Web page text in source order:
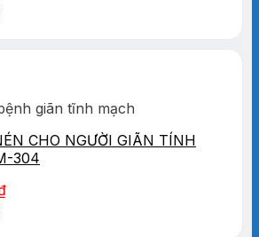
giãn tĩnh mạch
CHO NGƯỜI GIÃN TÍNH
304